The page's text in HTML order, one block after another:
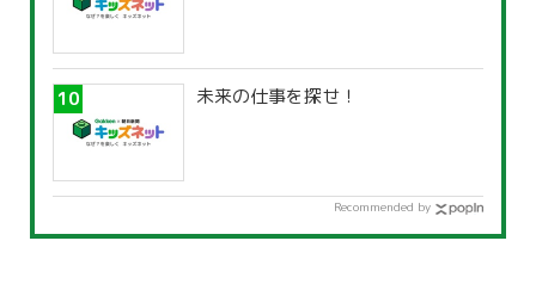
未来の仕事を探せ！
Recommended by